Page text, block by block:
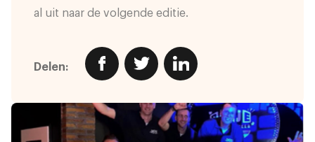
al uit naar de volgende editie.
Delen: